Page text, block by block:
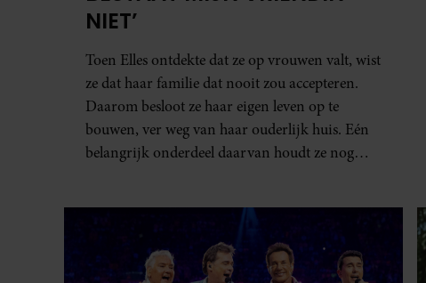
PARTY
ONRUST OVER TOEKOMST
VAN ‘DE TOPPERS’: JEROEN
UITSPRAKEN RECHT
De huidige samenstelling van ‘De Toppers’
houdt de gemoederen bezig. Nu René Froger en